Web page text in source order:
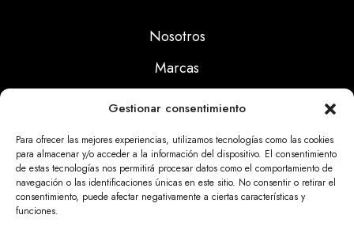
Gestionar consentimiento
Para ofrecer las mejores experiencias, utilizamos tecnologías como las cookies
para almacenar y/o acceder a la información del dispositivo. El consentimiento
de estas tecnologías nos permitirá procesar datos como el comportamiento de
navegación o las identificaciones únicas en este sitio. No consentir o retirar el
consentimiento, puede afectar negativamente a ciertas características y
funciones.
Nosotros
Marcas
Noticias
Aviso Legal